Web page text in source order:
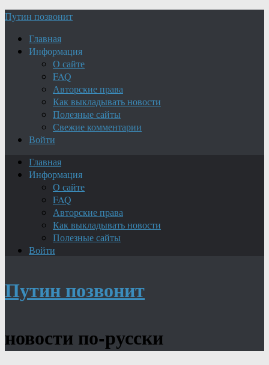
Путин позвонит
Главная
Информация
О сайте
FAQ
Авторские права
Как выкладывать новости
Полезные сайты
Свежие комментарии
Войти
Главная
Информация
О сайте
FAQ
Авторские права
Как выкладывать новости
Полезные сайты
Войти
Путин позвонит
новости по-русски